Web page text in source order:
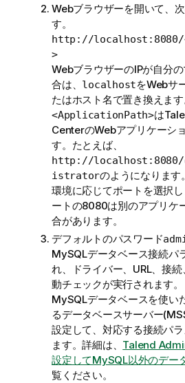
Webブラウザーを開いて、
す。
http://localhost:8080/
>
WebブラウザーのIPが自分
合は、 localhostをWebサ
たはホスト名で置き換えます
<ApplicationPath>は
CenterのWebアプリケーシ
す。たとえば、
http://localhost:8080/
istratorのようになります。
環境に応じてポートを選択
ートの8080は別のアプリケ
合があります。
デフォルトのパスワード
MySQLデータベース接続パ
れ、ドライバー、URL、接
動チェックが実行されます。
MySQLデータベースを使い
るデータベースサーバー
設定して、対応する接続パ
ます。詳細は、 Talend
設定してMySQL以外のデー
覧ください。